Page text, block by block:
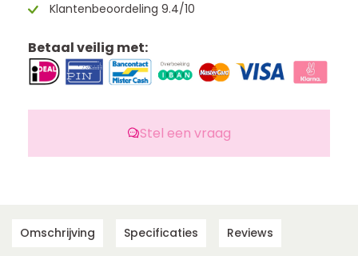
Klantenbeoordeling 9.4/10
Betaal veilig met:
Stel een vraag
Omschrijving Specificaties Reviews